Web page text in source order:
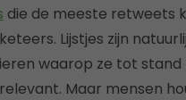
die de meeste retweets
Lijstjes zijn
waarop ze tot stand
Maar mensen